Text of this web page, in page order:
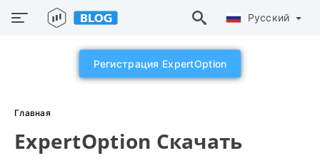
Русский
Регистрация ExpertOption
Главная
ExpertOption Скачать